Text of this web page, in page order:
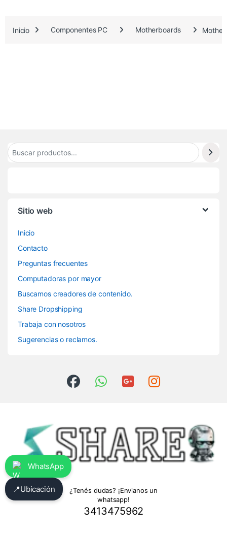
.
Inicio Componentes PC Motherboards
Sitio web
Inicio
Contacto
Preguntas frecuentes
Computadoras por mayor
Buscamos creadores de contenido.
Share Dropshipping
Trabaja con nosotros
Sugerencias o reclamos.
¿Tenés dudas? ¡Envianos un
whatsapp!
3413475962
WhatsApp
📍Ubicación